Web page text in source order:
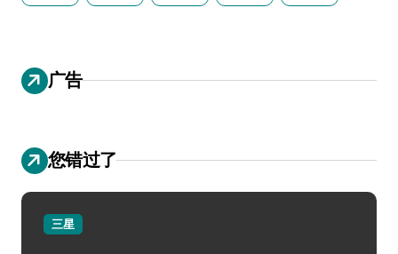
广告
您错过了
三星